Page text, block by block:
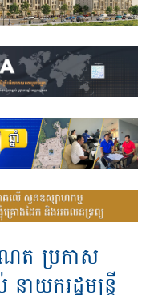
ែត ប្រកាស
ាយករដ្ឋមន្ត្រី